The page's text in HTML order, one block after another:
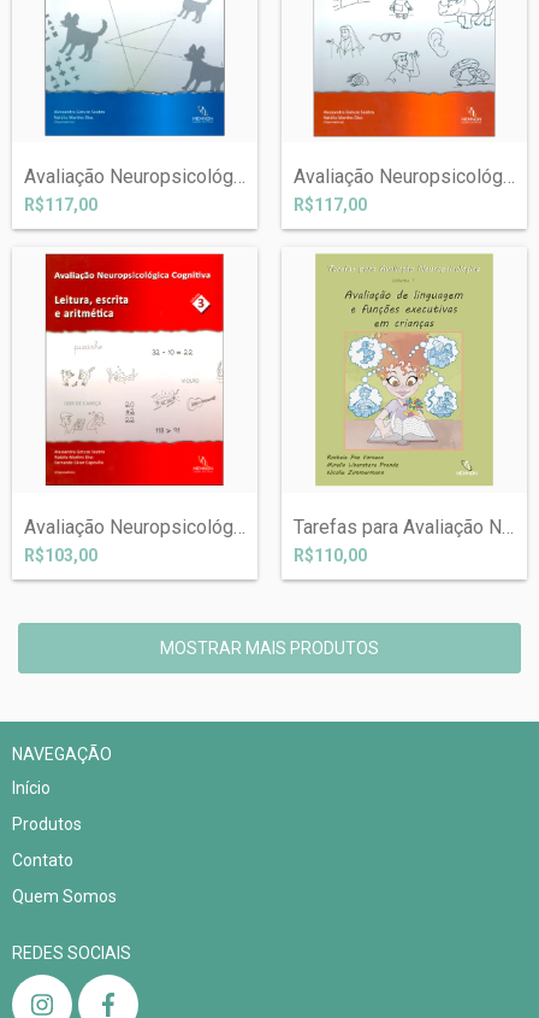
Avaliação Neuropsicológica Cognitiva (1)...
R$117,00
Avaliação Neuropsicológica Cognitiva (2)...
R$117,00
Avaliação Neuropsicológica Cognitiva (3)...
R$103,00
Tarefas para Avaliação Neuropsicológica...
R$110,00
MOSTRAR MAIS PRODUTOS
NAVEGAÇÃO
Início
Produtos
Contato
Quem Somos
REDES SOCIAIS